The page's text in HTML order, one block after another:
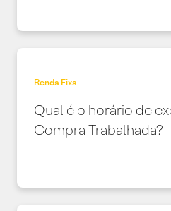
Renda Fixa
Qual é o horário de
Compra Trabalhada?